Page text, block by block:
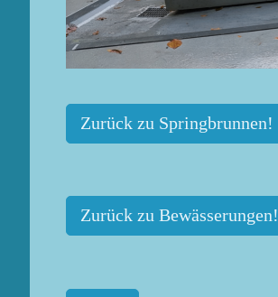
Zurück zu Springbrunnen!
Zurück zu Bewässerungen!